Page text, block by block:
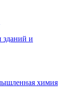
зданий и
химия